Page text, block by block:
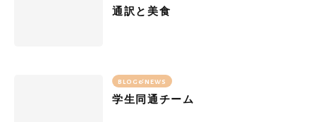
通訳と美食
BLOG&NEWS
学生同通チーム